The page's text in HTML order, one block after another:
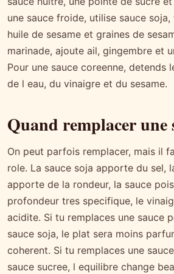
une sauce froide, utilise sauce
huile de sesame et graines de
marinade, ajoute ail, gingembre et
Pour une sauce coreenne, detends
de l eau, du vinaigre et du sesame.
Quand remplacer une
On peut parfois remplacer, mais il
role. La sauce soja apporte du sel,
apporte de la rondeur, la sauce
profondeur tres specifique, le
acidite. Si tu remplaces une sauce
sauce soja, le plat sera moins
coherent. Si tu remplaces une
sauce sucree, l equilibre change